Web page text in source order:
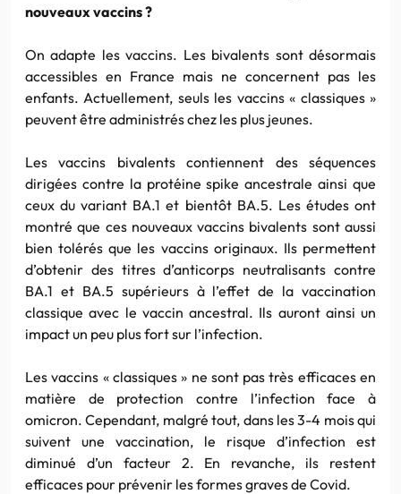
nouveaux vaccins ?
On adapte les vaccins. Les bivalents sont désormais
accessibles en France mais ne concernent pas les
enfants. Actuellement, seuls les vaccins « classiques »
peuvent être administrés chez les plus jeunes.
Les vaccins bivalents contiennent des séquences
dirigées contre la protéine spike ancestrale ainsi que
ceux du variant BA.1 et bientôt BA.5. Les études ont
montré que ces nouveaux vaccins bivalents sont aussi
bien tolérés que les vaccins originaux. Ils permettent
d’obtenir des titres d’anticorps neutralisants contre
BA.1 et BA.5 supérieurs à l’effet de la vaccination
classique avec le vaccin ancestral. Ils auront ainsi un
impact un peu plus fort sur l’infection.
Les vaccins « classiques » ne sont pas très efficaces en
matière de protection contre l’infection face à
omicron. Cependant, malgré tout, dans les 3-4 mois qui
suivent une vaccination, le risque d’infection est
diminué d’un facteur 2. En revanche, ils restent
efficaces pour prévenir les formes graves de Covid.